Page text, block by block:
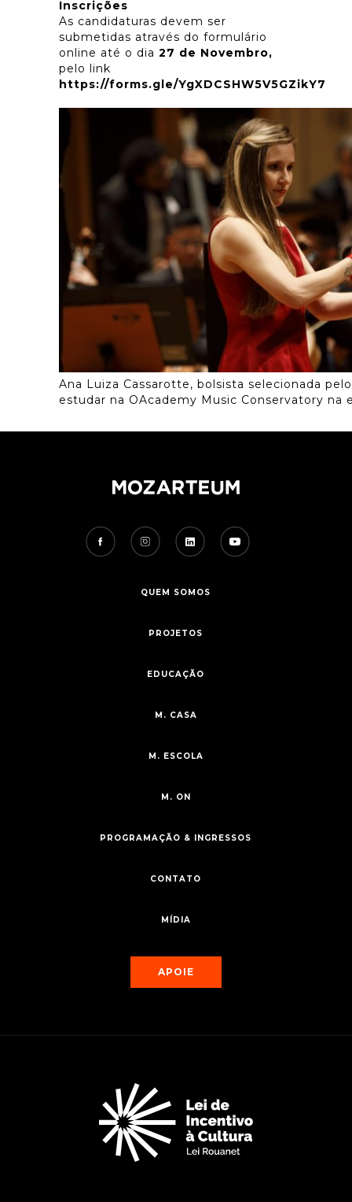
Inscrições
As candidaturas devem ser
submetidas através do formulário
online até o dia 27 de Novembro,
pelo link
https://forms.gle/YgXDCSHW5V5GZikY7
Ana Luiza Cassarotte, bolsista selecionada
estudar na OAcademy Music Conservatory na
QUEM SOMOS
PROJETOS
EDUCAÇÃO
M. CASA
M. ESCOLA
M. ON
PROGRAMAÇÃO & INGRESSOS
CONTATO
MÍDIA
APOIE